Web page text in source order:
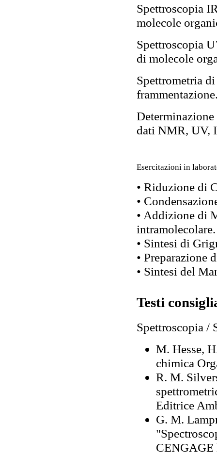
Spettroscopia
molecole
Spettroscopia
di molecole
Spettrometria
dati NMR, UV,
Esercitazioni in
• Riduzione di
•
• Addizione di
intramolecolare.
• Sintesi di
• Preparazione
• Sintesi del
Testi
Spettroscopia /
M. Hesse,
chimica
R. M.
Editrice
G. M.
CENGAGE